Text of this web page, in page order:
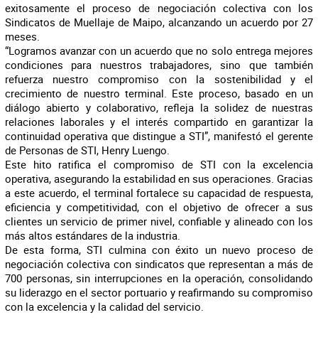
exitosamente el proceso de negociación colectiva con los
Sindicatos de Muellaje de Maipo, alcanzando un acuerdo por 27
meses.
“Logramos avanzar con un acuerdo que no solo entrega mejores
condiciones para nuestros trabajadores, sino que también
refuerza nuestro compromiso con la sostenibilidad y el
crecimiento de nuestro terminal. Este proceso, basado en un
diálogo abierto y colaborativo, refleja la solidez de nuestras
relaciones laborales y el interés compartido en garantizar la
continuidad operativa que distingue a STI”, manifestó el gerente
de Personas de STI, Henry Luengo.
Este hito ratifica el compromiso de STI con la excelencia
operativa, asegurando la estabilidad en sus operaciones. Gracias
a este acuerdo, el terminal fortalece su capacidad de respuesta,
eficiencia y competitividad, con el objetivo de ofrecer a sus
clientes un servicio de primer nivel, confiable y alineado con los
más altos estándares de la industria.
De esta forma, STI culmina con éxito un nuevo proceso de
negociación colectiva con sindicatos que representan a más de
700 personas, sin interrupciones en la operación, consolidando
su liderazgo en el sector portuario y reafirmando su compromiso
con la excelencia y la calidad del servicio.